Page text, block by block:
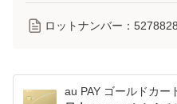
ロットナンバー：
au PAY ゴールドカー